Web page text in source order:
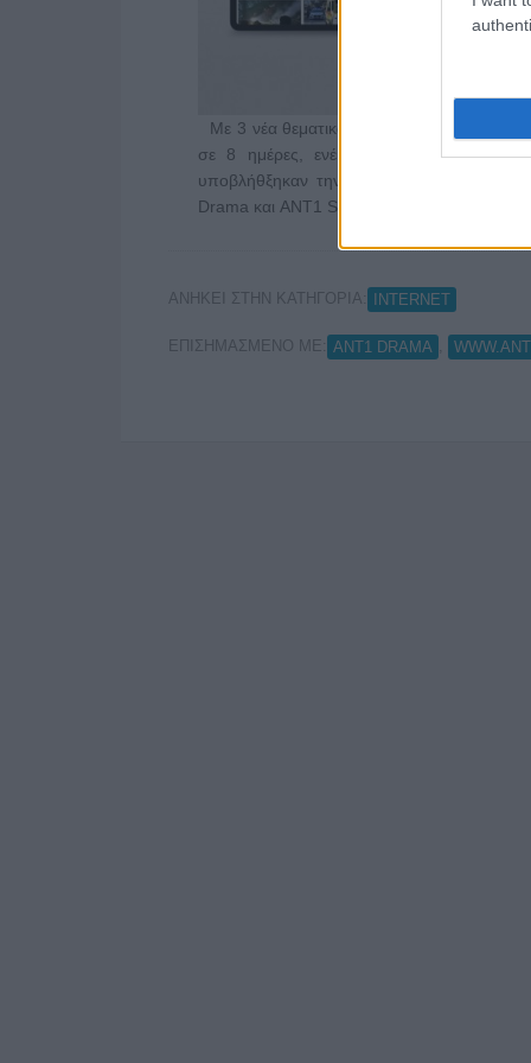
Με 3 νέα θεματικά κανάλια ενισχύει το
σε 8 ημέρες, ενέκρινε στις 9
υποβλήθξηκαν την 1η Αυγούστου, για τη
Drama και ANT1 Sports …
ΑΝΗΚΕΙ ΣΤΗΝ ΚΑΤΗΓΟΡΙΑ: INTERNET
ΕΠΙΣΗΜΑΣΜΕΝΟ ΜΕ: ANT1 DRAMA